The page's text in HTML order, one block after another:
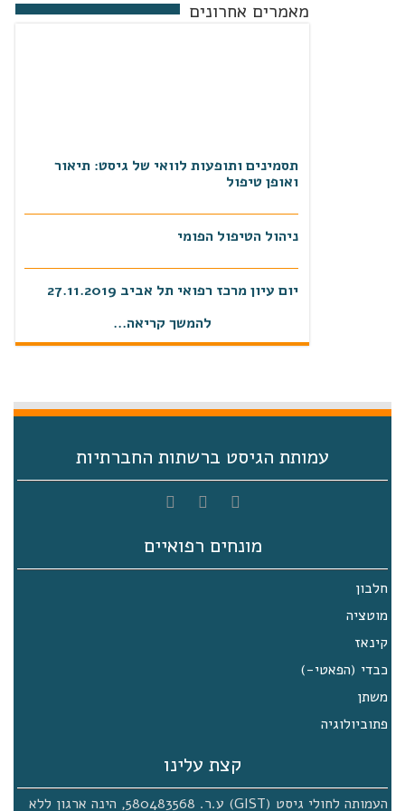
מאמרים אחרונים
תסמינים ותופעות לוואי של גיסט: תיאור
ואופן טיפול
ניהול הטיפול הפומי
יום עיון מרכז רפואי תל אביב 27.11.2019
מיטוב הטיפול בגיסט
להמשך קריאה...
עמותת הגיסט ברשתות החברתיות
מונחים רפואיים
חלבון
מוטציה
קינאז
כבדי (הפאטי-)
משתן
פתוביולוגיה
קצת עלינו
העמותה לחולי גיסט (GIST) ע.ר. 580483568, הינה ארגון ללא